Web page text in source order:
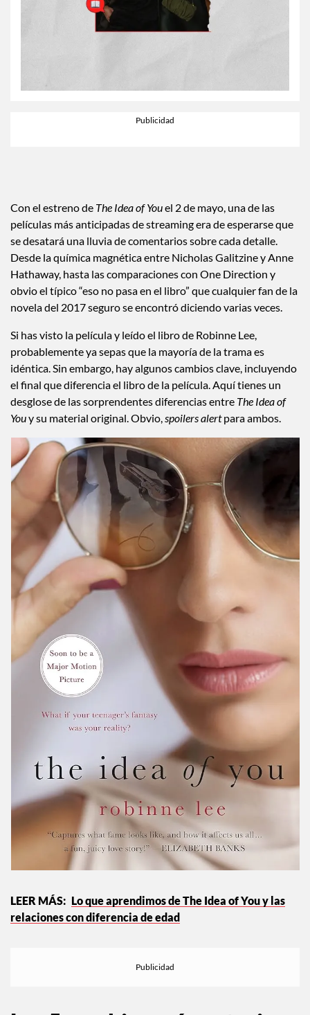
Con el estreno de The Idea of Youel 2 de mayo, una de las
películas más anticipadas de streaming era de esperarse que
se desatará una lluvia de comentarios sobre cada detalle.
Desde la química magnética entre Nicholas Galitzine y Anne
Hathaway, hasta las comparaciones con One Direction y
obvio el típico “eso no pasa en el libro” que cualquier fan de la
novela del 2017 seguro se encontró diciendo varias veces.
Si has visto la película y leído el libro de Robinne Lee,
probablemente ya sepas que la mayoría de la trama es
idéntica. Sin embargo, hay algunos cambios clave, incluyendo
el final que diferencia el libro de la película. Aquí tienes un
desglose de las sorprendentes diferencias entre The Idea of
Youy su material original. Obvio,spoilers alertpara ambos.
Lo que aprendimos de The Idea of You y las
relaciones con diferencia de edad